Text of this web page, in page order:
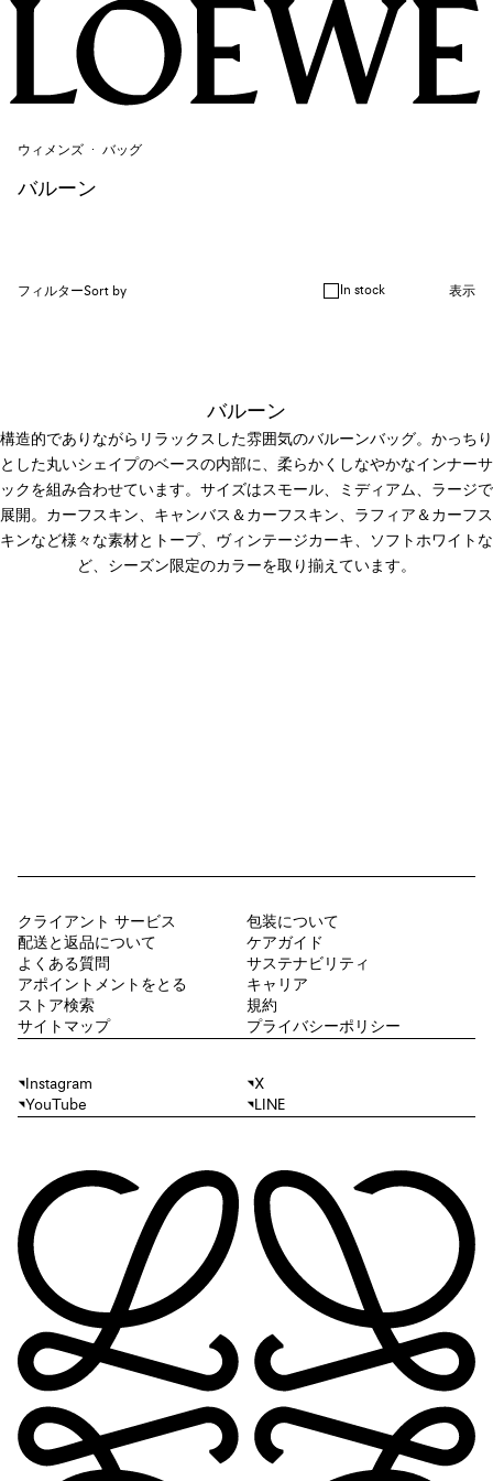
ウィメンズ バッグ
バルーン
フィルターSort by In stock 表示
バルーン
構造的でありながらリラックスした雰囲気のバルーンバッグ。かっちり
とした丸いシェイプのベースの内部に、柔らかくしなやかなインナーサ
ックを組み合わせています。サイズはスモール、ミディアム、ラージで
展開。カーフスキン、キャンバス＆カーフスキン、ラフィア＆カーフス
キンなど様々な素材とトープ、ヴィンテージカーキ、ソフトホワイトな
ど、シーズン限定のカラーを取り揃えています。
クライアント サービス
配送と返品について
よくある質問
アポイントメントをとる
ストア検索
サイトマップ
包装について
ケアガイド
サステナビリティ
キャリア
規約
プライバシーポリシー
Instagram
X
YouTube
LINE